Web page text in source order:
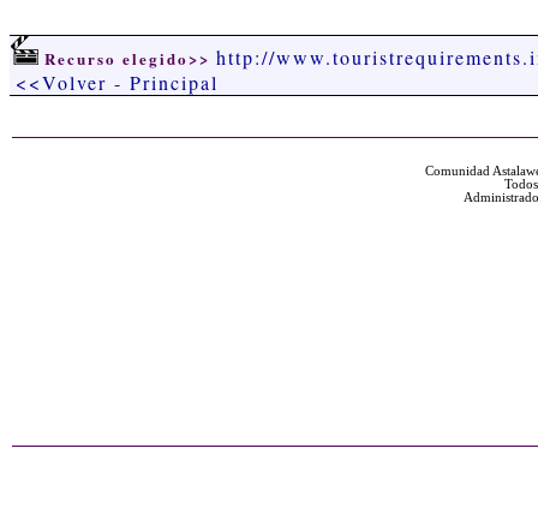
Recurso elegido>> http://
<<Volver - Principal
Comunidad